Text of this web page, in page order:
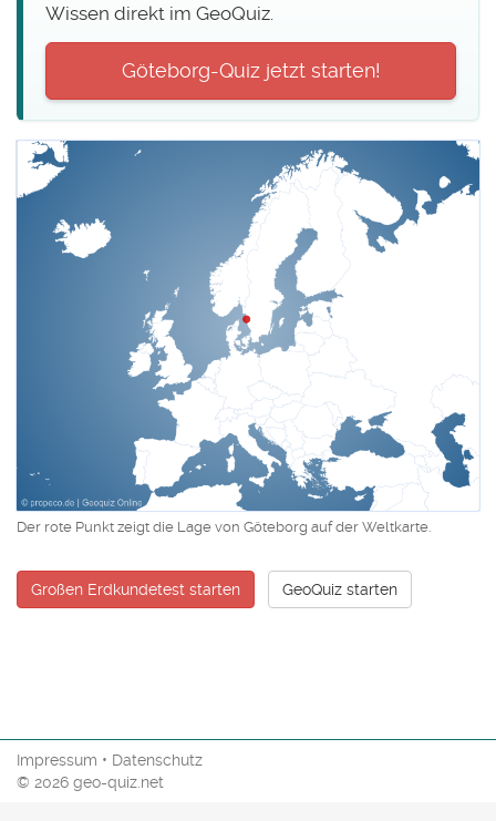
Wissen direkt im GeoQuiz.
Göteborg-Quiz jetzt starten!
Der rote Punkt zeigt die Lage von Göteborg auf der Weltkarte.
Großen Erdkundetest starten GeoQuiz starten
Impressum • Datenschutz
© 2026 geo-quiz.net